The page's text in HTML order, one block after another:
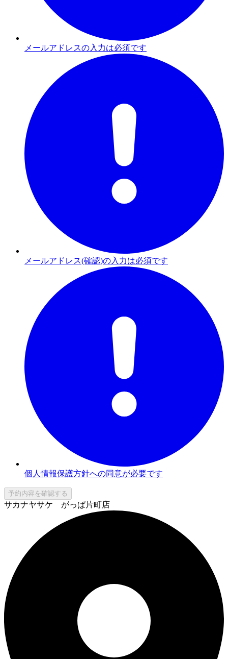
メールアドレスの入力は必須です
メールアドレス(確認)の入力は必須です
個人情報保護方針への同意が必要です
予約内容を確認する
サカナヤサケ がっぱ片町店